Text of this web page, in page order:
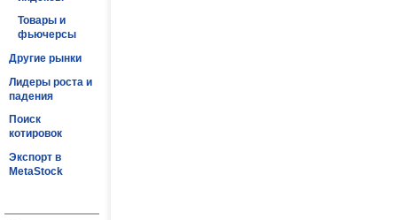
Товары и
фьючерсы
Другие рынки
Лидеры роста и
падения
Поиск
котировок
Экспорт в
MetaStock